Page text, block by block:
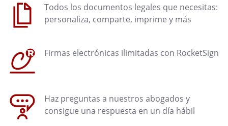
Todos los documentos legales que necesitas:
personaliza, comparte, imprime y más
Firmas electrónicas ilimitadas con RocketSign
Haz preguntas a nuestros abogados y
consigue una respuesta en un día hábil